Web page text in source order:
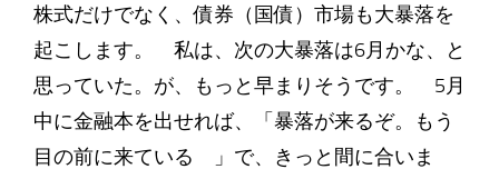
株式だけでなく、債券（国債）市場も大暴落を
起こします。 私は、次の大暴落は6月かな、と
思っていた。が、もっと早まりそうです。 5月
中に金融本を出せれば、「暴落が来るぞ。もう
目の前に来ている 」で、きっと間に合いま